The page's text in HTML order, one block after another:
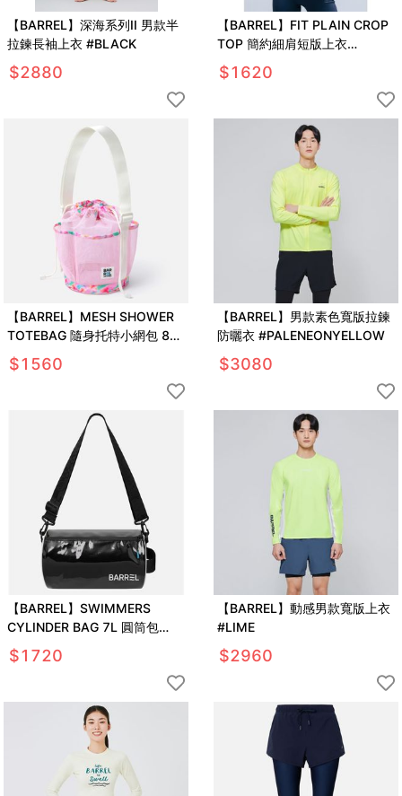
【BARREL】深海系列II 男款半
拉鍊長袖上衣 #BLACK
$2880
【BARREL】FIT PLAIN CROP
TOP 簡約細肩短版上衣
#BLACK
$1620
【BARREL】MESH SHOWER
TOTEBAG 隨身托特小網包 8L
#PINK
$1560
【BARREL】男款素色寬版拉鍊
防曬衣 #PALENEONYELLOW
$3080
【BARREL】SWIMMERS
CYLINDER BAG 7L 圓筒包
#BLACK
$1720
【BARREL】動感男款寬版上衣
#LIME
$2960